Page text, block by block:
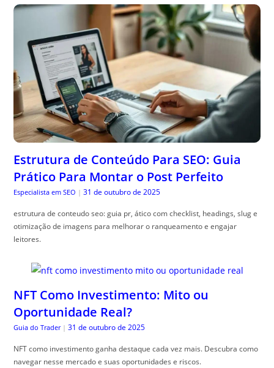
Estrutura de Conteúdo Para SEO: Guia
Prático Para Montar o Post Perfeito
Especialista em SEO | 31 de outubro de 2025
estrutura de conteudo seo: guia pr, ático com checklist, headings, slug e
otimização de imagens para melhorar o ranqueamento e engajar
leitores.
NFT Como Investimento: Mito ou
Oportunidade Real?
Guia do Trader | 31 de outubro de 2025
NFT como investimento ganha destaque cada vez mais. Descubra como
navegar nesse mercado e suas oportunidades e riscos.